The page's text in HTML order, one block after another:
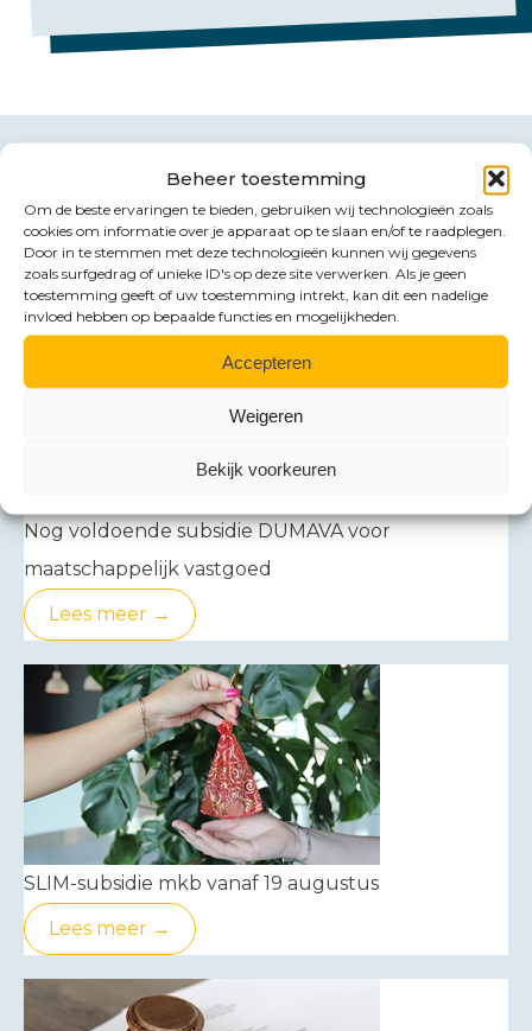
Beheer toestemming
Om de beste ervaringen te bieden, gebruiken wij technologieën zoals
cookies om informatie over je apparaat op te slaan en/of te raadplegen.
Door in te stemmen met deze technologieën kunnen wij gegevens
zoals surfgedrag of unieke ID's op deze site verwerken. Als je geen
toestemming geeft of uw toestemming intrekt, kan dit een nadelige
invloed hebben op bepaalde functies en mogelijkheden.
Accepteren
Weigeren
Bekijk voorkeuren
Andere artikelen
Nog voldoende subsidie DUMAVA voor
maatschappelijk vastgoed
Lees meer →
SLIM-subsidie mkb vanaf 19 augustus
Lees meer →